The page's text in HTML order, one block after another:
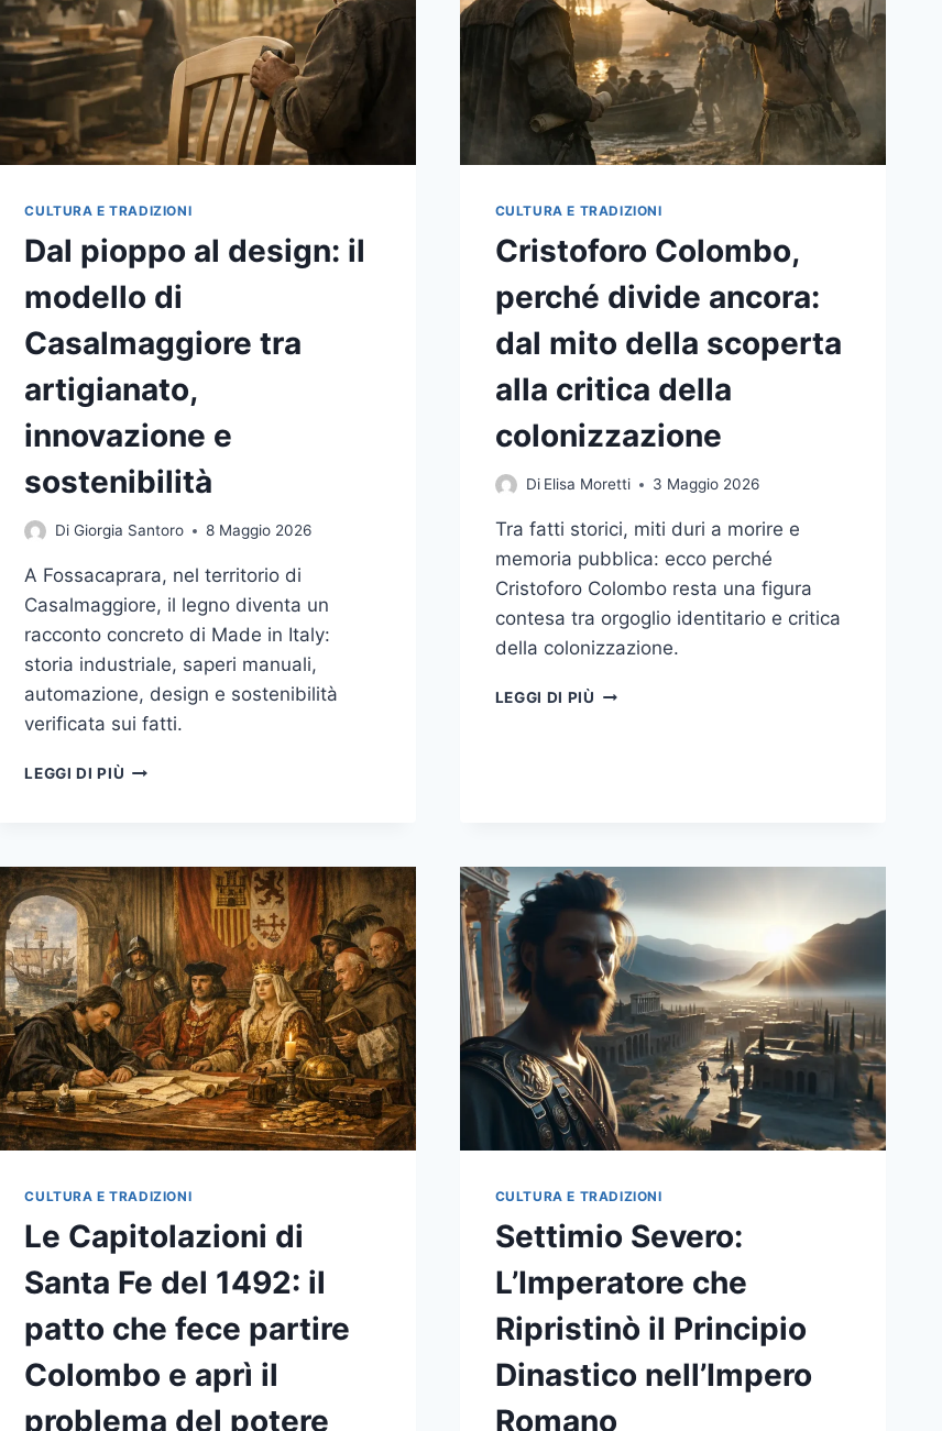
CHIAVE
PER
CAPIRE
LIBERTÀ,
MEMORIA
E
DIRITTI
CULTURA E TRADIZIONI
Dal pioppo al design: il
modello di
Casalmaggiore tra
artigianato,
innovazione e
sostenibilità
Di Giorgia Santoro 8 Maggio 2026
A Fossacaprara, nel territorio di
Casalmaggiore, il legno diventa un
racconto concreto di Made in Italy:
storia industriale, saperi manuali,
automazione, design e sostenibilità
verificata sui fatti.
LEGGI DI PIÙ DAL
MODELLO
DI
CASALMAGGIORE
TRA
ARTIGIANATO,
INNOVAZIONE
E
SOSTENIBILITÀ
CULTURA E TRADIZIONI
Cristoforo Colombo,
perché divide ancora:
dal mito della scoperta
alla critica della
colonizzazione
Di Elisa Moretti 3 Maggio 2026
Tra fatti storici, miti duri a morire e
memoria pubblica: ecco perché
Cristoforo Colombo resta una figura
contesa tra orgoglio identitario e critica
della colonizzazione.
LEGGI DI PIÙ CRISTOFORO
SCOPERTA
ALLA
CRITICA
DELLA
COLONIZZAZIONE
CULTURA E TRADIZIONI
Le Capitolazioni di
Santa Fe del 1492: il
patto che fece partire
Colombo e aprì il
problema del potere
CULTURA E TRADIZIONI
Settimio Severo:
L’Imperatore che
Ripristinò il Principio
Dinastico nell’Impero
Romano